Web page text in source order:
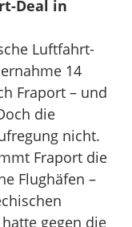
Deal in
Luftfahrt-
14
Fraport – und
die
nicht.
Fraport die
Flughäfen –
gegen die